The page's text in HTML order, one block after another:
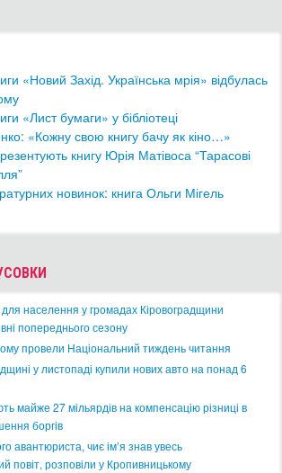
«Новий Захід. Українська мрія» відбулась
«Лист бумаги» у бібліотеці
«Кожну свою книгу бачу як кіно…»
книгу Юрія Матівоса “Тарасові
новинок: книга Ольги Мігель
населення у громадах Кіровоградщини
попереднього сезону
провели Національний тиждень читання
у листопаді купили нових авто на понад 6
майже 27 мільярдів на компенсацію різниці в
боргів
авантюриста, чиє ім’я знав увесь
повіт, розповіли у Кропивницькому